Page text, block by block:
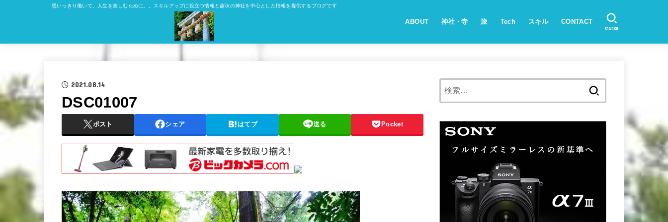
思いっきり働いて、人生を楽しむために。。スキルアップに役立つ情報と趣味の神社を中心とした情報を提供するブログです
ABOUT 神社・寺 旅 Tech スキル CONTACT
SEARCH
2021.08.14
DSC01007
ポスト シェア はてブ 送る Pocket